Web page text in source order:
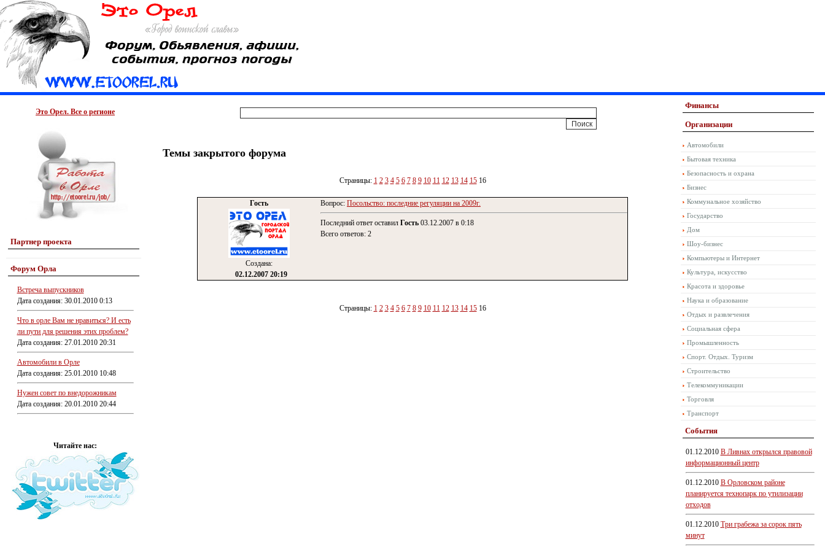
Это Орел. Все о регионе
Партнер проекта
Форум Орла
Встреча выпускников
Дата создания: 30.01.2010 0:13
Что в орле Вам не нравиться? И есть
ли пути для решения этих проблем?
Дата создания: 27.01.2010 20:31
Автомобили в Орле
Дата создания: 25.01.2010 10:48
Нужен совет по внедорожникам
Дата создания: 20.01.2010 20:44
Читайте нас:
Темы закрытого форума
Страницы: 1 2 3 4 5 6 7 8 9 10 11 12 13 14 1516
Гость
Создана:
02.12.2007 20:19
Вопрос: Посольство: последние регуляции на 2009г.
Последний ответ оставил Гость 03.12.2007 в 0:18
Всего ответов: 2
Страницы: 1 2 3 4 5 6 7 8 9 10 11 12 13 14 1516
Финансы
Организации
Автомобили
Бытовая техника
Безопасность и охрана
Бизнес
Коммунальное хозяйство
Государство
Дом
Шоу-бизнес
Компьютеры и Интернет
Культура, искусство
Красота и здоровье
Наука и образование
Отдых и развлечения
Социальная сфера
Промышленность
Спорт. Отдых. Туризм
Строительство
Телекоммуникации
Торговля
Транспорт
События
01.12.2010 В Ливнах открылся правовой
информационный центр
01.12.2010 В Орловском районе
планируется технопарк по утилизации
отходов
01.12.2010 Три грабежа за сорок пять
минут